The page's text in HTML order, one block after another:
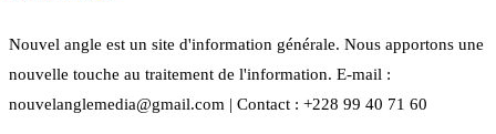
Nouvel angle est un site d'information générale. Nous apportons une
nouvelle touche au traitement de l'information. E-mail :
nouvelanglemedia@gmail.com | Contact : +228 99 40 71 60